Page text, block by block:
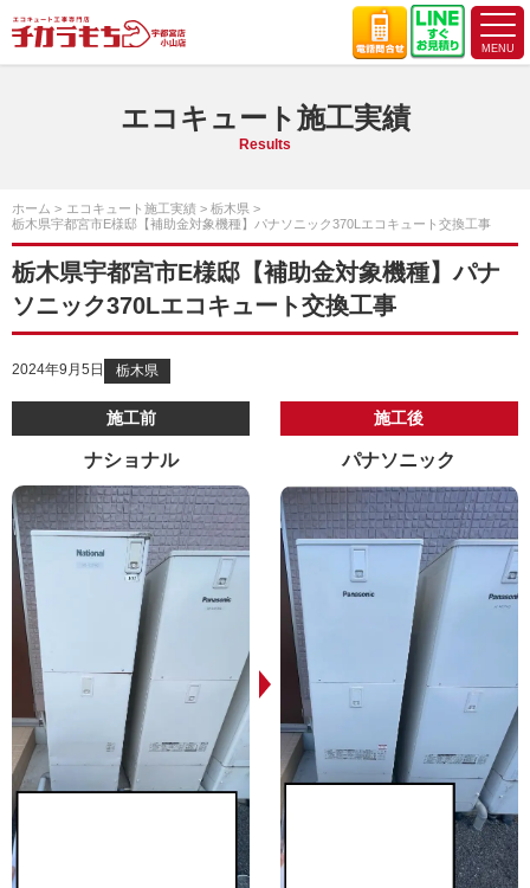
エコキュート施工実績
Results
ホーム エコキュート施工実績
栃木県
栃木県宇都宮市E様邸【補助金対象機種】パナソニック370Lエコキュート交換工事
栃木県宇都宮市E様邸【補助金対象機種】パナ
ソニック370Lエコキュート交換工事
2024年9月5日 栃木県
施工前
ナショナル
施工後
パナソニック